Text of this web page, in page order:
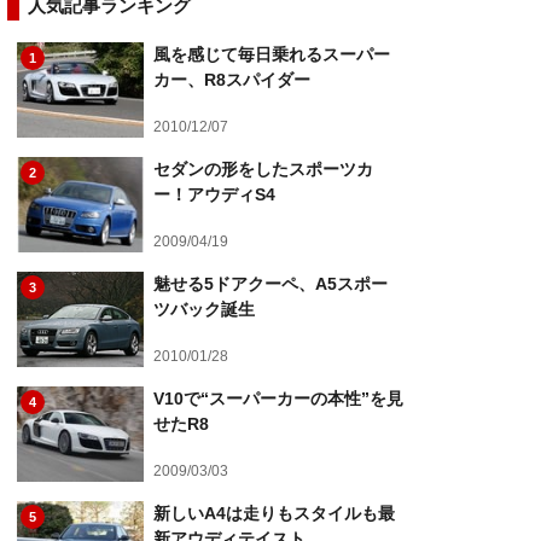
人気記事ランキング
1
風を感じて毎日乗れるスーパー
カー、R8スパイダー
2010/12/07
2
セダンの形をしたスポーツカ
ー！アウディS4
2009/04/19
3
魅せる5ドアクーペ、A5スポー
ツバック誕生
2010/01/28
4
V10で“スーパーカーの本性”を見
せたR8
2009/03/03
5
新しいA4は走りもスタイルも最